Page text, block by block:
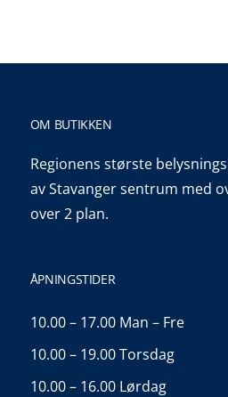
OM BUTIKKEN
Regionens største
av Stavanger sentrum med
over 2 plan.
ÅPNINGSTIDER
10.00 – 17.00 Man – Fre
10.00 – 19.00 Torsdag
10.00 – 16.00 Lørdag